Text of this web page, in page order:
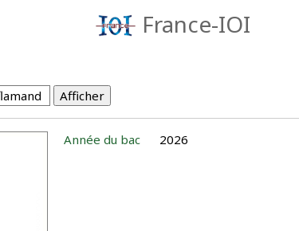
France-IOI
Année du bac 2026